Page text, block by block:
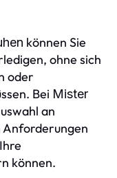
können Sie
ohne sich
oder
Bei Mister
an
Anforderungen
können.